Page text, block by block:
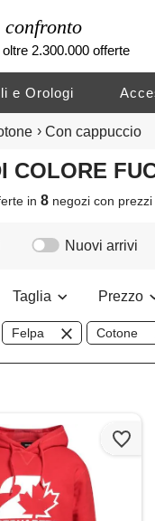
confronto
2.300.000 offerte
e Orologi
› Con cappuccio
COLORE
in8 negozicon
Nuovi arrivi
Taglia Prezzo
Felpa Cotone